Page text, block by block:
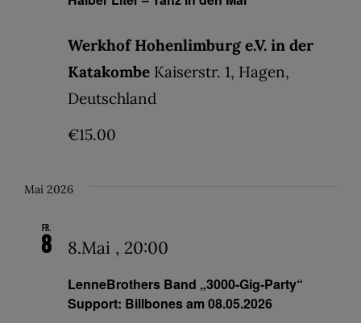
Werkhof Hohenlimburg e.V. in der
Katakombe Kaiserstr. 1, Hagen,
Deutschland
€15.00
Mai 2026
Fr.
8
LenneBrothers Band „3000-Gig-Party“
Support: Billbones am 08.05.2026
8.Mai , 20:00